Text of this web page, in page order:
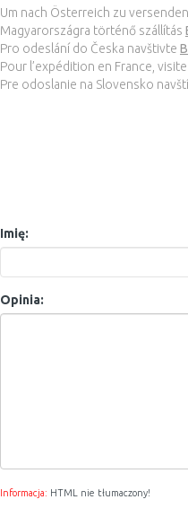
Um nach Österreich zu
Magyarországra történő szállítás
Pro odeslání do Česka navštivte
Pour l’expédition en France,
Pre odoslanie na Slovensko
Imię:
Opinia:
Informacja: HTML nie tłumaczony!